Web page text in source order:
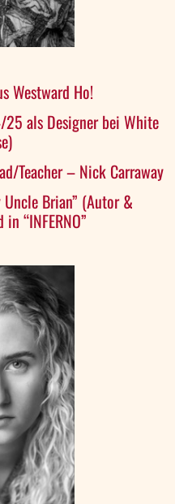
Westward Ho!
als Designer bei White
Teacher – Nick Carraway
Brian” (Autor &
“INFERNO”